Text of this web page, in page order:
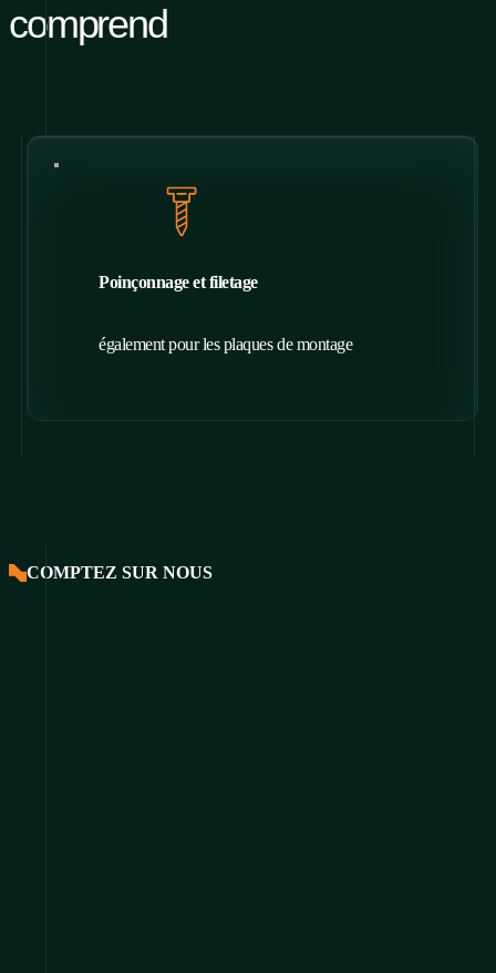
comprend
Poinçonnage et filetage
également pour les plaques de montage
COMPTEZ SUR NOUS